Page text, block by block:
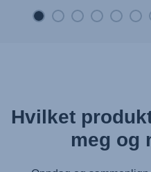
Hvilket
meg og